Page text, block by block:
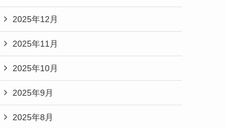
2025年12月
2025年11月
2025年10月
2025年9月
2025年8月